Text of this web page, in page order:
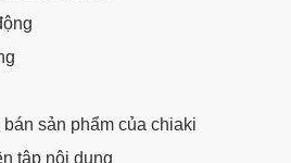
sản phẩm của chiaki
tập nội dung